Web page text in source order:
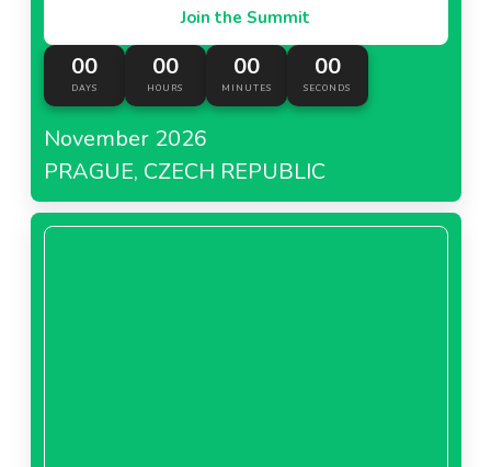
Join the Summit
00
DAYS
00
HOURS
00
MINUTES
00
SECONDS
November 2026
PRAGUE, CZECH REPUBLIC